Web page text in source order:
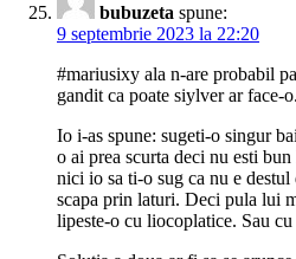
bubuzeta spune:
9 septembrie 2023 la 22:20
#mariusixy ala n-are probabil
gandit ca poate siylver ar face-o.
Io i-as spune: sugeti-o singur
o ai prea scurta deci nu esti
nici io sa ti-o sug ca nu e destul
scapa prin laturi. Deci pula lui
lipeste-o cu liocoplatice. Sau